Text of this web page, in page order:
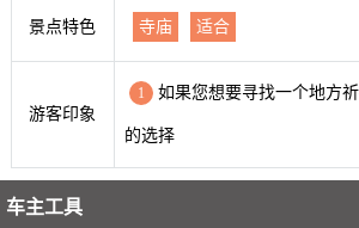
景点特色 寺庙 适合
游客印象
1 如果您想要寻找一个地方
的选择
车主工具